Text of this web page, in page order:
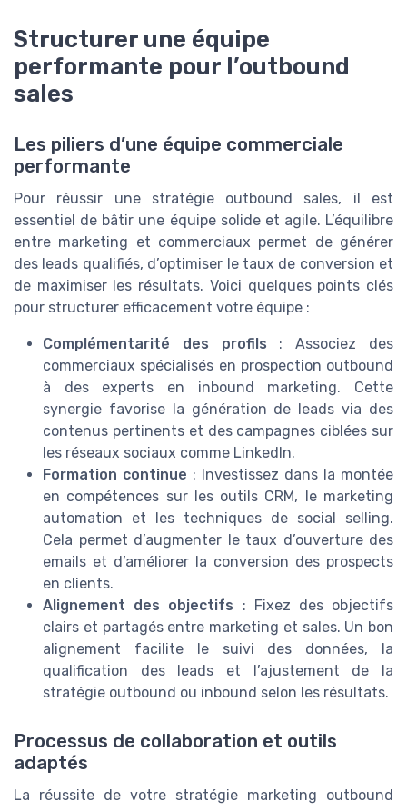
Structurer une équipe
performante pour l’outbound
sales
Les piliers d’une équipe commerciale
performante
Pour réussir une stratégie outbound sales, il est
essentiel de bâtir une équipe solide et agile. L’équilibre
entre marketing et commerciaux permet de générer
des leads qualifiés, d’optimiser le taux de conversion et
de maximiser les résultats. Voici quelques points clés
pour structurer efficacement votre équipe :
Complémentarité des profils : Associez des
commerciaux spécialisés en prospection outbound
à des experts en inbound marketing. Cette
synergie favorise la génération de leads via des
contenus pertinents et des campagnes ciblées sur
les réseaux sociaux comme LinkedIn.
Formation continue : Investissez dans la montée
en compétences sur les outils CRM, le marketing
automation et les techniques de social selling.
Cela permet d’augmenter le taux d’ouverture des
emails et d’améliorer la conversion des prospects
en clients.
Alignement des objectifs : Fixez des objectifs
clairs et partagés entre marketing et sales. Un bon
alignement facilite le suivi des données, la
qualification des leads et l’ajustement de la
stratégie outbound ou inbound selon les résultats.
Processus de collaboration et outils
adaptés
La réussite de votre stratégie marketing outbound